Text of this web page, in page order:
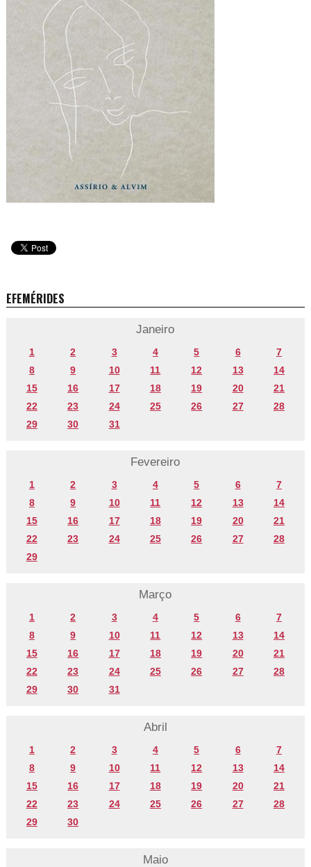
EFEMÉRIDES
Janeiro
1 2 3 4 5 6
7
8
9 10 11 12 13
14
15
16 17 18 19 20
21
22
23 24 25 26 27
28
29
30 31
Fevereiro
1 2 3 4 5 6
7
8
9 10 11 12 13
14
15
16 17 18 19 20
21
22
23 24 25 26 27
28
29
Março
1 2 3 4 5 6
7
8
9 10 11 12 13
14
15
16 17 18 19 20
21
22
23 24 25 26 27
28
29
30 31
Abril
1 2 3 4 5 6
7
8
9 10 11 12 13
14
15
16 17 18 19 20
21
22
23 24 25 26 27
28
29
30
Maio